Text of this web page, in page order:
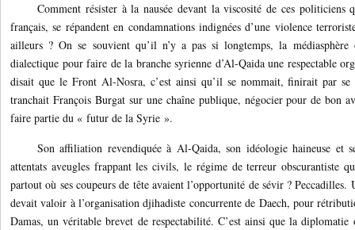
Comment résister à la nausée devant la viscosité de ces politiciens
français, se répandent en condamnations indignées d’une violence
ailleurs ? On se souvient qu’il n’y a pas si longtemps, la médiasphère
dialectique pour faire de la branche syrienne d’Al-Qaida une respectable
disait que le Front Al-Nosra, c’est ainsi qu’il se nommait, finirait par
tranchait François Burgat sur une chaîne publique, négocier pour de bon
faire partie du « futur de la Syrie ».
Son affiliation revendiquée à Al-Qaida, son idéologie haineuse et
attentats aveugles frappant les civils, le régime de terreur obscurantiste
partout où ses coupeurs de tête avaient l’opportunité de sévir ? Peccadilles.
devait valoir à l’organisation djihadiste concurrente de Daech, pour
Damas, un véritable brevet de respectabilité. C’est ainsi que la diplomatie